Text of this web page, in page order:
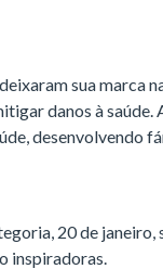
sua marca
danos à
desenvolvendo
20 de
inspiradoras.